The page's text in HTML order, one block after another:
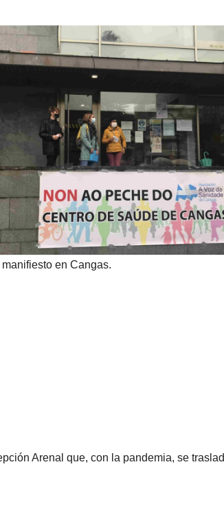
manifiesto en Cangas.
Arenal que, con la pandemia, se